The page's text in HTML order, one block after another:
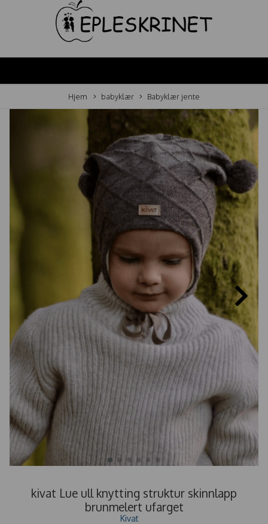
Hjem babyklær Babyklær jente
kivat Lue ull knytting struktur skinnlapp
brunmelert ufarget
Kivat